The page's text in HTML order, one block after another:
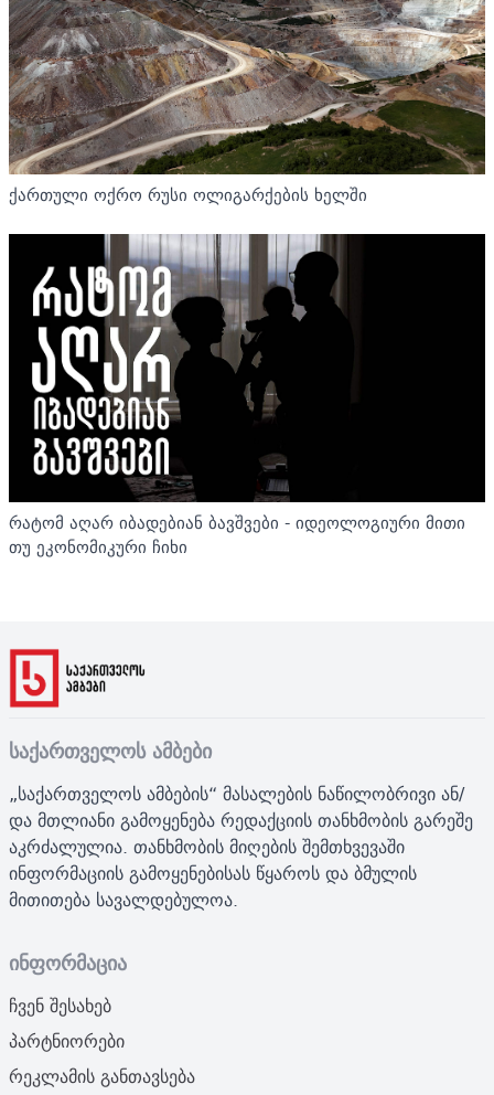
ქართული ოქრო რუსი ოლიგარქების ხელში
რატომ აღარ იბადებიან ბავშვები - იდეოლოგიური მითი
თუ ეკონომიკური ჩიხი
საქართველოს ამბები
„საქართველოს ამბების“ მასალების ნაწილობრივი ან/
და მთლიანი გამოყენება რედაქციის თანხმობის გარეშე
აკრძალულია. თანხმობის მიღების შემთხვევაში
ინფორმაციის გამოყენებისას წყაროს და ბმულის
მითითება სავალდებულოა.
ინფორმაცია
ჩვენ შესახებ
პარტნიორები
რეკლამის განთავსება